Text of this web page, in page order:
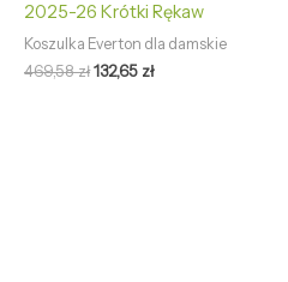
2025-26 Krótki Rękaw
Koszulka Everton dla damskie
469,58zł132,65 zł